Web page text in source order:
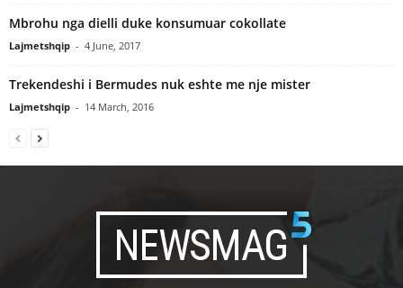
Mbrohu nga dielli duke konsumuar cokollate
Lajmetshqip - 4 June, 2017
Trekendeshi i Bermudes nuk eshte me nje mister
Lajmetshqip - 14 March, 2016